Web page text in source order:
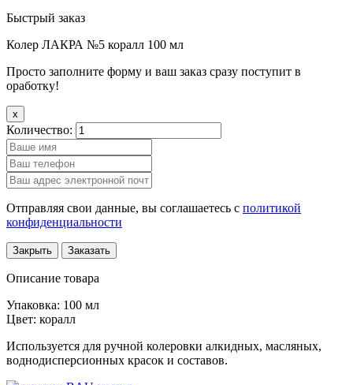
Быстрый заказ
Колер ЛАКРА №5 коралл 100 мл
Просто заполните форму и ваш заказ сразу поступит в
оработку!
x
Количество:
Отправляя свои данные, вы соглашаетесь с политикой
конфиденциальности
Закрыть Заказать
Описание товара
Упаковка: 100 мл
Цвет: коралл
Используется для ручной колеровки алкидных, масляных,
воднодисперсионных красок и составов.